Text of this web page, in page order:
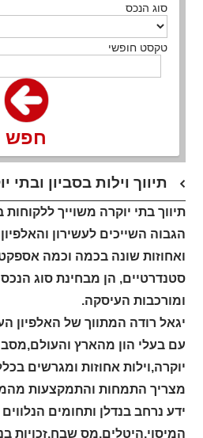
סוג הנכס
טקסט חופשי
חפש
תיווך בתי יוקרה משוייך
הגבוה השייכים לעשירון והאלפיון
ואחוזות שונה בכמה וכמה
סטנדרטיים, הן מבחינת סוג
ומורכבות העיסקה.
יגאל רודה המתווך של האלפיון
עם בעלי הון מהארץ
יוקרה,וילות אחוזות ומגרשים
מצריך התמחות והתמקצעות
ידע נרחב בנדלן ותחומים הנלווים
המיסוי,היטלים,מס שבח,זכויות